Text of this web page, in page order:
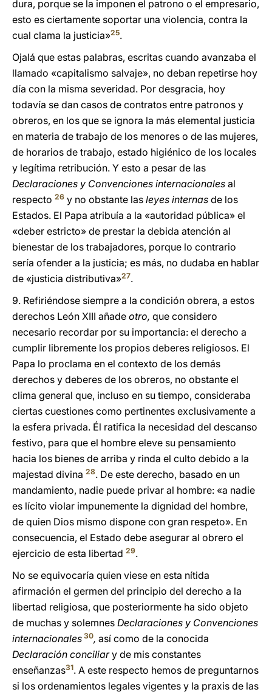
dura, porque se la imponen el patrono o el empresario,
esto es ciertamente soportar una violencia, contra la
cual clama la justicia»25.
Ojalá que estas palabras, escritas cuando avanzaba el
llamado «capitalismo salvaje», no deban repetirse hoy
día con la misma severidad. Por desgracia, hoy
todavía se dan casos de contratos entre patronos y
obreros, en los que se ignora la más elemental justicia
en materia de trabajo de los menores o de las mujeres,
de horarios de trabajo, estado higiénico de los locales
y legítima retribución. Y esto a pesar de las
Declaraciones y Convenciones internacionales al
respecto 26 y no obstante las leyes internas de los
Estados. El Papa atribuía a la «autoridad pública» el
«deber estricto» de prestar la debida atención al
bienestar de los trabajadores, porque lo contrario
sería ofender a la justicia; es más, no dudaba en hablar
de «justicia distributiva»27.
9. Refiriéndose siempre a la condición obrera, a estos
derechos León XIII añade otro, que considero
necesario recordar por su importancia: el derecho a
cumplir libremente los propios deberes religiosos. El
Papa lo proclama en el contexto de los demás
derechos y deberes de los obreros, no obstante el
clima general que, incluso en su tiempo, consideraba
ciertas cuestiones como pertinentes exclusivamente a
la esfera privada. Él ratifica la necesidad del descanso
festivo, para que el hombre eleve su pensamiento
hacia los bienes de arriba y rinda el culto debido a la
majestad divina 28. De este derecho, basado en un
mandamiento, nadie puede privar al hombre: «a nadie
es lícito violar impunemente la dignidad del hombre,
de quien Dios mismo dispone con gran respeto». En
consecuencia, el Estado debe asegurar al obrero el
ejercicio de esta libertad 29.
No se equivocaría quien viese en esta nítida
afirmación el germen del principio del derecho a la
libertad religiosa, que posteriormente ha sido objeto
de muchas y solemnes Declaraciones y Convenciones
internacionales 30, así como de la conocida
Declaración conciliary de mis constantes
enseñanzas31. A este respecto hemos de preguntarnos
si los ordenamientos legales vigentes y la praxis de las